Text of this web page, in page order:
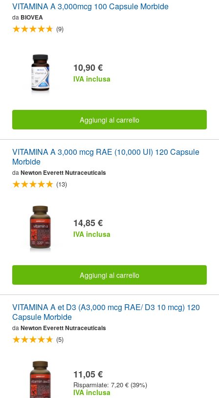
VITAMINA A 3,000mcg 100 Capsule Morbide
da BIOVEA
(9)
10,90 €
IVA inclusa
Aggiungi al carrello
VITAMINA A 3,000 mcg RAE (10,000 UI) 120 Capsule
Morbide
da Newton Everett Nutraceuticals
(13)
14,85 €
IVA inclusa
Aggiungi al carrello
VITAMINA A et D3 (A3,000 mcg RAE/ D3 10 mcg) 120
Capsule Morbide
da Newton Everett Nutraceuticals
(5)
11,05 €
Risparmiate: 7,20 € (39%)
IVA inclusa